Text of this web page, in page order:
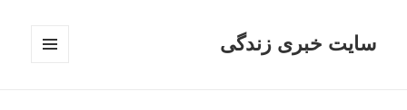
سایت خبری زندگی